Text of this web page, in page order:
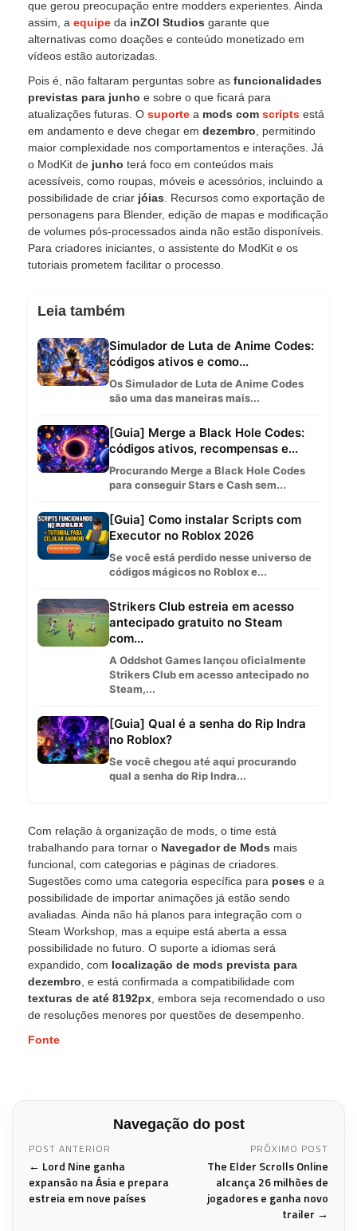
que gerou preocupação entre modders experientes. Ainda
assim, a equipe da inZOI Studios garante que
alternativas como doações e conteúdo monetizado em
vídeos estão autorizadas.
Pois é, não faltaram perguntas sobre as funcionalidades
previstas para junho e sobre o que ficará para
atualizações futuras. O suporte a mods com scripts está
em andamento e deve chegar em dezembro , permitindo
maior complexidade nos comportamentos e interações. Já
o ModKit de junho terá foco em conteúdos mais
acessíveis, como roupas, móveis e acessórios, incluindo a
possibilidade de criar jóias . Recursos como exportação de
personagens para Blender, edição de mapas e modificação
de volumes pós-processados ainda não estão disponíveis.
Para criadores iniciantes, o assistente do ModKit e os
tutoriais prometem facilitar o processo.
Leia também
Simulador de Luta de Anime Codes:
códigos ativos e como...
Os Simulador de Luta de Anime Codes
são uma das maneiras mais...
[Guia] Merge a Black Hole Codes:
códigos ativos, recompensas e...
Procurando Merge a Black Hole Codes
para conseguir Stars e Cash sem...
[Guia] Como instalar Scripts com
Executor no Roblox 2026
Se você está perdido nesse universo de
códigos mágicos no Roblox e...
Strikers Club estreia em acesso
antecipado gratuito no Steam
com...
A Oddshot Games lançou oficialmente
Strikers Club em acesso antecipado no
Steam,...
[Guia] Qual é a senha do Rip Indra
no Roblox?
Se você chegou até aqui procurando
qual a senha do Rip Indra...
Com relação à organização de mods, o time está
trabalhando para tornar o Navegador de Mods mais
funcional, com categorias e páginas de criadores.
Sugestões como uma categoria específica para poses e a
possibilidade de importar animações já estão sendo
avaliadas. Ainda não há planos para integração com o
Steam Workshop, mas a equipe está aberta a essa
possibilidade no futuro. O suporte a idiomas será
expandido, com localização de mods prevista para
dezembro , e está confirmada a compatibilidade com
texturas de até 8192px , embora seja recomendado o uso
de resoluções menores por questões de desempenho.
Fonte
Navegação do post
POST ANTERIOR
← Lord Nine ganha
expansão na Ásia e prepara
estreia em nove países
PRÓXIMO POST
The Elder Scrolls Online
alcança 26 milhões de
jogadores e ganha novo
trailer →